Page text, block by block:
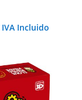
IVA Incluido